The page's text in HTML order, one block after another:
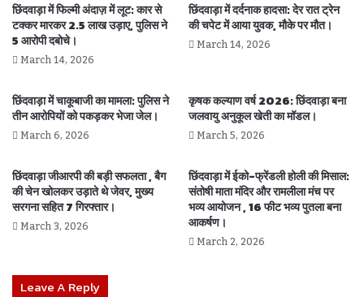
छिंदवाड़ा में फिल्मी अंदाज़ में लूट: कार से
टक्कर मारकर 2.5 लाख उड़ाए, पुलिस ने
5 आरोपी दबोचे।
March 14, 2026
छिंदवाड़ा में दर्दनाक हादसा: देर रात ट्रेन
की चपेट में आया युवक, मौके पर मौत।
March 14, 2026
छिंदवाड़ा में चाकूबाजी का मामला: पुलिस ने
तीन आरोपियों को पकड़कर भेजा जेल।
March 6, 2026
कृषक कल्याण वर्ष 2026: छिंदवाड़ा बना
जलवायु अनुकूल खेती का मॉडल।
March 5, 2026
छिंदवाड़ा जीआरपी की बड़ी सफलता , बैग
की चेन खोलकर उड़ाते थे जेवर, मुख्य
सरगना सहित 7 गिरफ्तार।
March 3, 2026
छिंदवाड़ा में ईको-फ्रेंडली होली की मिसाल:
संतोषी माता मंदिर और रामलीला मंच पर
भव्य आयोजन , 16 फीट भव्य पुतला बना
आकर्षण।
March 2, 2026
Leave A Reply